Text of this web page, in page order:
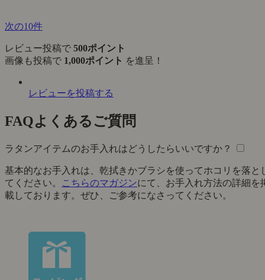
次の10件
レビュー投稿で 500ポイント
画像も投稿で 1,000ポイント を進呈！
レビューを投稿する
FAQよくあるご質問
ラタンアイテムのお手入れはどうしたらいいですか？
基本的なお手入れは、乾拭きかブラシを使ってホコリを落と
てください。
こちらのマガジンにて、お手入れ方法の詳細を
載しております。ぜひ、ご参考になさってください。